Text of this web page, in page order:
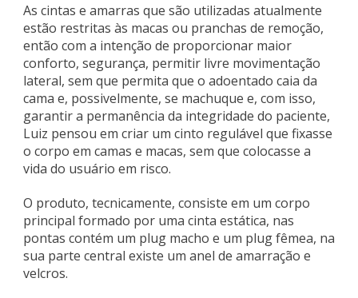
As cintas e amarras que são utilizadas atualmente
estão restritas às macas ou pranchas de remoção,
então com a intenção de proporcionar maior
conforto, segurança, permitir livre movimentação
lateral, sem que permita que o adoentado caia da
cama e, possivelmente, se machuque e, com isso,
garantir a permanência da integridade do paciente,
Luiz pensou em criar um cinto regulável que fixasse
o corpo em camas e macas, sem que colocasse a
vida do usuário em risco.
O produto, tecnicamente, consiste em um corpo
principal formado por uma cinta estática, nas
pontas contém um plug macho e um plug fêmea, na
sua parte central existe um anel de amarração e
velcros.